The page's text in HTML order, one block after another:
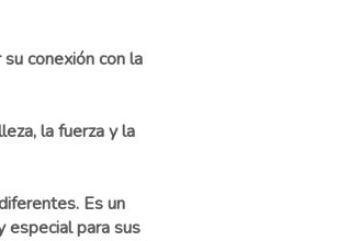
conexión con la
la fuerza y la
Es un
especial para sus